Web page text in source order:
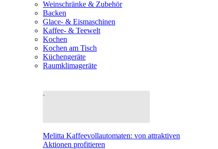
Weinschränke & Zubehör
Backen
Glace- & Eismaschinen
Kaffee- & Teewelt
Kochen
Kochen am Tisch
Küchengeräte
Raumklimageräte
Melitta Kaffeevollautomaten: von attraktiven
Aktionen profitieren